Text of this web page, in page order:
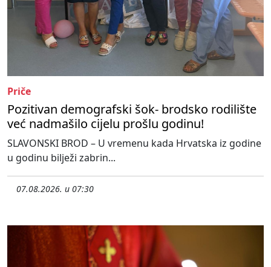
Priče
Pozitivan demografski šok- brodsko rodilište
već nadmašilo cijelu prošlu godinu!
SLAVONSKI BROD – U vremenu kada Hrvatska iz godine
u godinu bilježi zabrin...
07.08.2026. u 07:30